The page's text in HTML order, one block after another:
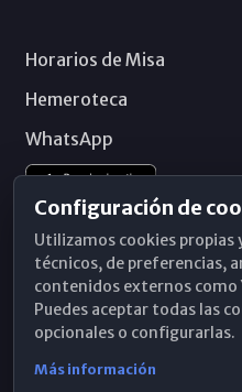
Horarios de Misa
Hemeroteca
WhatsApp
Configuración de
Utilizamos cookies propias
técnicos, de preferencias,
contenidos externos como
Puedes aceptar todas las
opcionales o configurarlas.
Más información